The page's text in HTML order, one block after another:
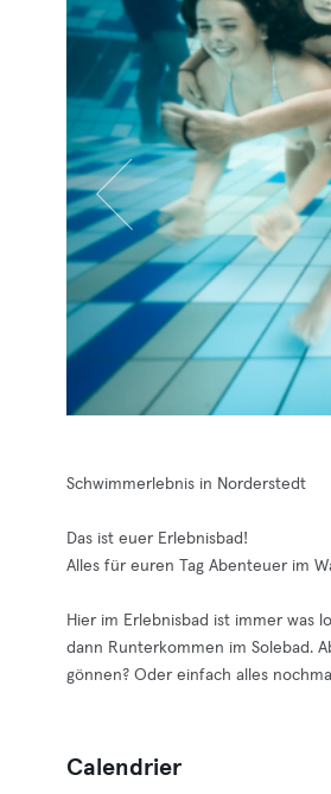
Schwimmerlebnis in Norderstedt
Das ist euer Erlebnisbad!
Alles für euren Tag Abenteuer im
Hier im Erlebnisbad ist immer was
dann Runterkommen im Solebad.
gönnen? Oder einfach alles
Calendrier